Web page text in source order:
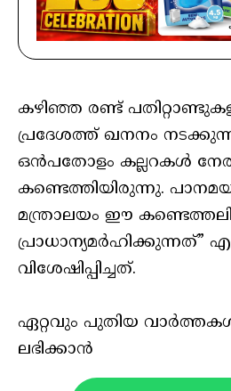
കഴിഞ്ഞ രണ്ട്
പ്രദേശത്ത് ഖനനം
ഒൻപതോളം കല്ലറകൾ
കണ്ടെത്തിയിരുന്നു.
മന്ത്രാലയം ഈ
പ്രാധാന്യമർഹിക്കുന്നത്”
വിശേഷിപ്പിച്ചത്.
ഏറ്റവും പുതിയ
ലഭിക്കാൻ